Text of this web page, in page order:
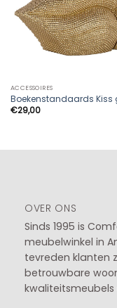
ACCESSOIRES
Boekenstandaards Kiss
€29,00
OVER ONS
Sinds 1995 is
meubelwinkel in
tevreden klanten
betrouwbare